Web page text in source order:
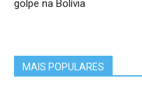
golpe na Bolívia
MAIS POPULARES